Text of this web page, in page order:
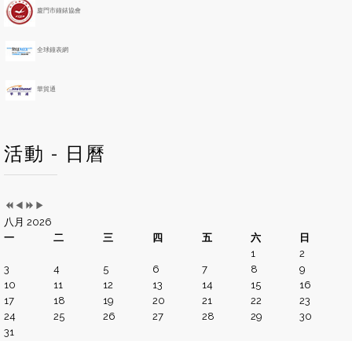
廈門市鐘錶協會
全球鐘表網
華貿通
活動 - 日曆
h
八月 2026
一
二 三 四 五 六
日
1
2
3
4 5 6 7 8
9
10
11 12 13 14 15
16
17
18 19 20 21 22
23
24
25 26 27 28 29
30
31